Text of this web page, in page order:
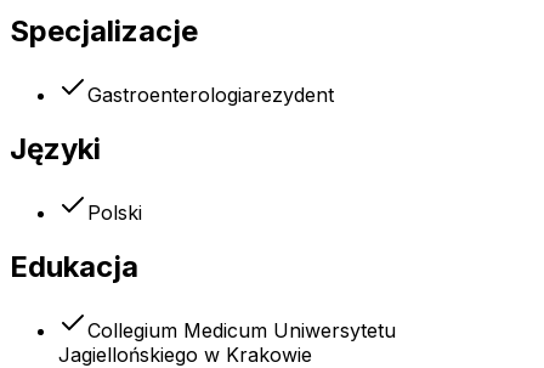
Specjalizacje
Gastroenterologiarezydent
Języki
Polski
Edukacja
Collegium Medicum Uniwersytetu
Jagiellońskiego w Krakowie